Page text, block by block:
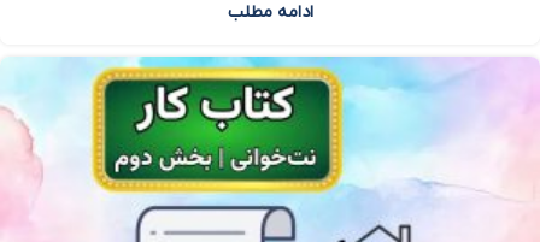
ادامه مطلب